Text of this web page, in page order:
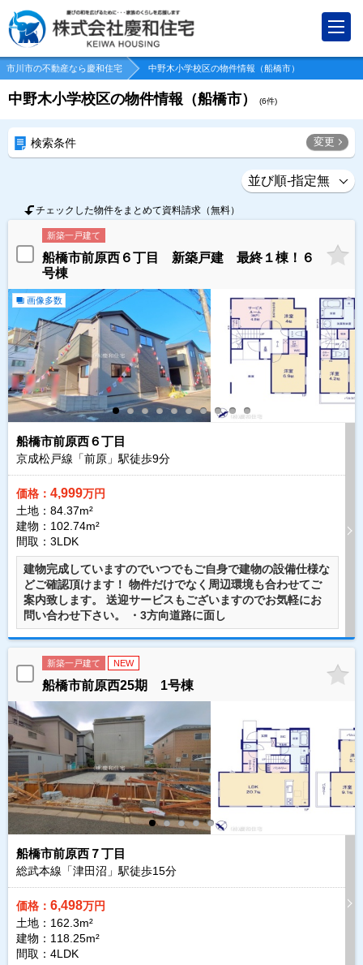
市川市の不動産なら慶和住宅 中野木小学校区の物件情報（船橋市）
中野木小学校区の物件情報（船橋市） (6件)
検索条件 変更
チェックした物件をまとめて資料請求（無料）
新築一戸建て
船橋市前原西６丁目 新築戸建 最終１棟！６
号棟
画像多数
船橋市前原西６丁目
京成松戸線「前原」駅徒歩9分
価格： 4,999万円
土地：84.37m²
建物：102.74m²
間取：3LDK
建物完成していますのでいつでもご自身で建物の設備仕様な
どご確認頂けます！ 物件だけでなく周辺環境も合わせてご
案内致します。 送迎サービスもございますのでお気軽にお
問い合わせ下さい。 ・3方向道路に面し
新築一戸建て NEW
船橋市前原西25期 1号棟
船橋市前原西７丁目
総武本線「津田沼」駅徒歩15分
価格： 6,498万円
土地：162.3m²
建物：118.25m²
間取：4LDK